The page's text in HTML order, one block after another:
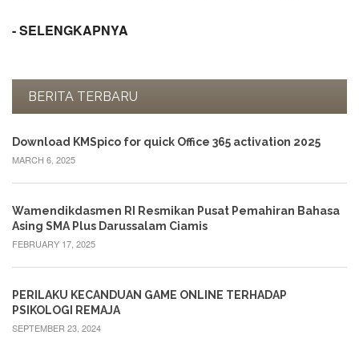
ALUMNI
Registration
Testimonial
ILMIAH
- SELENGKAPNYA
BERITA TERBARU
Download KMSpico for quick Office 365 activation 2025
MARCH 6, 2025
Wamendikdasmen RI Resmikan Pusat Pemahiran Bahasa
Asing SMA Plus Darussalam Ciamis
FEBRUARY 17, 2025
PERILAKU KECANDUAN GAME ONLINE TERHADAP
PSIKOLOGI REMAJA
SEPTEMBER 23, 2024